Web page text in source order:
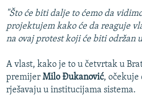
"Što će biti dalje to ćemo da
projektujem kako će da reaguje
na ovaj protest koji će biti održan
A vlast, kako je to u četvrtak u
premijer Milo Đukanović, očekuje
rješavaju u institucijama sistema.